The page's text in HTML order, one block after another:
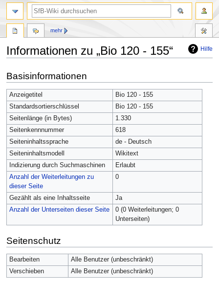
Hilfe
Informationen zu „Bio 120 - 155“
Navigation
springen
Suche
springen
Basisinformationen
Anzeigetitel
Bio 120 - 155
Standardsortierschlüssel
Bio 120 - 155
Seitenlänge (in Bytes)
1.330
Seitenkennnummer
618
Seiteninhaltssprache
de - Deutsch
Seiteninhaltsmodell
Wikitext
Indizierung durch Suchmaschinen
Erlaubt
Anzahl der Weiterleitungen zu
dieser Seite
0
Gezählt als eine Inhaltsseite
Ja
Anzahl der Unterseiten dieser Seite
0 (0 Weiterleitungen; 0
Unterseiten)
Seitenschutz
Bearbeiten
Alle Benutzer (unbeschränkt)
Verschieben
Alle Benutzer (unbeschränkt)
mehr